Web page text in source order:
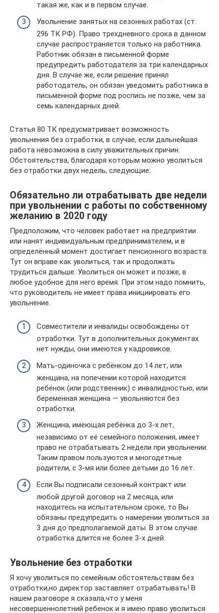
такая же, как и в первом случае.
Увольнение занятых на сезонных работах (ст.
296 ТК РФ). Право трехдневного срока в данном
случае распространяется только на работника.
Работник обязан в письменной форме
предупредить работодателя за три календарных
дня. В случае же, если решение принял
работодатель, он обязан уведомить работника в
письменной форме под роспись не позже, чем за
семь календарных дней.
Статья 80 ТК предусматривает возможность
увольнения без отработки, в случае, если дальнейшая
работа невозможна в силу уважительных причин.
Обстоятельства, благодаря которым можно уволиться
без отработки двух недель, следующие:
Обязательно ли отрабатывать две недели
при увольнении с работы по собственному
желанию в 2020 году
Предположим, что человек работает на предприятии
или нанят индивидуальным предпринимателем, и в
определённый момент достигает пенсионного возраста.
Тут он вправе как уволиться, так и продолжать
трудиться дальше. Уволиться он может и позже, в
любое удобное для него время. При этом надо помнить,
что руководитель не имеет права инициировать его
увольнение.
Совместители и инвалиды освобождены от
отработки. Тут в дополнительных документах
нет нужды, они имеются у кадровиков.
Мать-одиночка с ребёнком до 14 лет, или
женщина, на попечении которой находится
ребёнок (или родственник) с инвалидностью, или
беременная женщина — увольняются без
отработки.
Женщина, имеющая ребёнка до 3-х лет,
независимо от её семейного положения, имеет
право не отрабатывать 2 недели при увольнении.
Таким правом пользуются и многодетные
родители, с 3-мя или более детьми до 16 лет.
Если Вы подписали сезонный контракт или
любой другой договор на 2 месяца, или
находитесь на испытательном сроке, то Вы
обязаны предупредить о намерении уволиться за
3 дня до предполагаемой даты. В этом случае
отработка длится не более 3-х дней.
Увольнение без отработки
Я хочу уволиться по семейным обстоятельствам без
отработки,но директор заставляет отрабатывать! В
нашем разговоре я сказала,что у меня
несовершеннолетний ребенок и я имею право уволиться